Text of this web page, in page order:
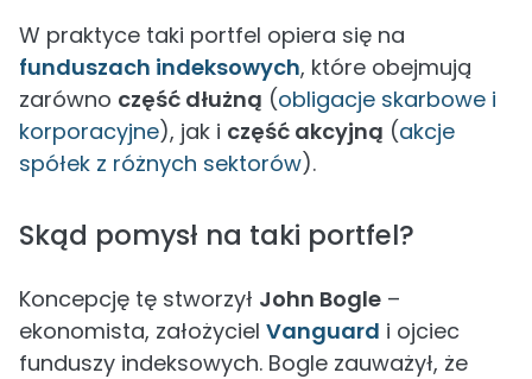
W praktyce taki portfel opiera się na
funduszach indeksowych, które obejmują
zarówno część dłużną (obligacje skarbowe i
korporacyjne), jak i część akcyjną (akcje
spółek z różnych sektorów).
Skąd pomysł na taki portfel?
Koncepcję tę stworzył John Bogle –
ekonomista, założyciel Vanguard i ojciec
funduszy indeksowych. Bogle zauważył, że